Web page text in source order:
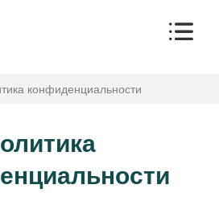
конфиденциальности